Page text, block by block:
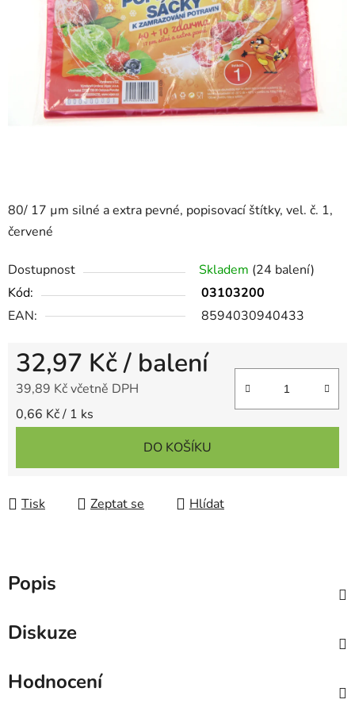
80/ 17 µm silné a extra pevné, popisovací štítky, vel. č. 1,
červené
Dostupnost Skladem (24 balení)
Kód:
03103200
EAN:
8594030940433
32,97 Kč/ balení
39,89 Kč včetně DPH
Měrná cena:
0,66 Kč / 1 ks
DO KOŠÍKU
Tisk Zeptat se Hlídat
Popis
Diskuze
Hodnocení